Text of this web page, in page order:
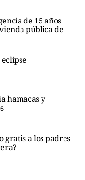
de 15 años
pública de
hamacas y
gratis a los padres